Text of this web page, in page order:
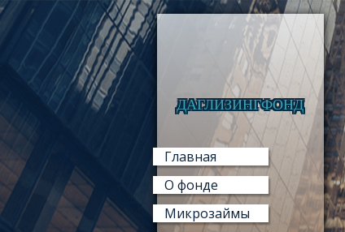
ДАГЛИЗИНГФОНД
Главная
О фонде
Микрозаймы